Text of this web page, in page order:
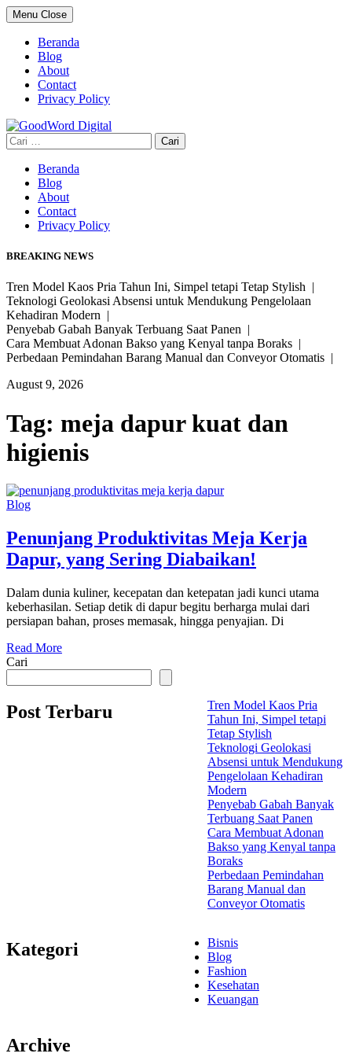
Skip
to
content
Menu Close
Beranda
Blog
About
Contact
Privacy Policy
Cari
untuk:
Beranda
Blog
About
Contact
Privacy Policy
BREAKING NEWS
Tren Model Kaos Pria Tahun Ini, Simpel tetapi Tetap Stylish |
Teknologi Geolokasi Absensi untuk Mendukung Pengelolaan
Kehadiran Modern |
Penyebab Gabah Banyak Terbuang Saat Panen |
Cara Membuat Adonan Bakso yang Kenyal tanpa Boraks |
Perbedaan Pemindahan Barang Manual dan Conveyor Otomatis |
August 9, 2026
Tag: meja dapur kuat dan
higienis
Blog
Penunjang Produktivitas Meja Kerja
Dapur, yang Sering Diabaikan!
Dalam dunia kuliner, kecepatan dan ketepatan jadi kunci utama
keberhasilan. Setiap detik di dapur begitu berharga mulai dari
persiapan bahan, proses memasak, hingga penyajian. Di
Read More
Cari
Post Terbaru
Tren Model Kaos Pria
Tahun Ini, Simpel tetapi
Tetap Stylish
Teknologi Geolokasi
Absensi untuk Mendukung
Pengelolaan Kehadiran
Modern
Penyebab Gabah Banyak
Terbuang Saat Panen
Cara Membuat Adonan
Bakso yang Kenyal tanpa
Boraks
Perbedaan Pemindahan
Barang Manual dan
Conveyor Otomatis
Kategori
Bisnis
Blog
Fashion
Kesehatan
Keuangan
Archive